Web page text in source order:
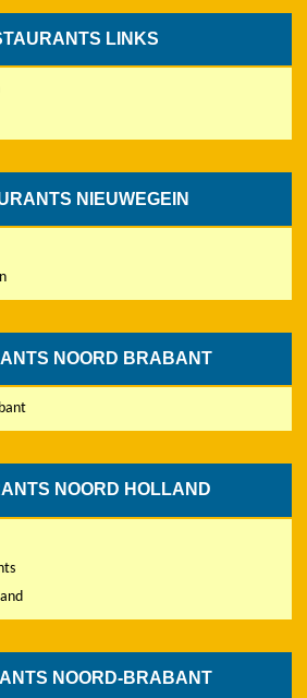
LINKS
NIEUWEGEIN
NOORD BRABANT
NOORD HOLLAND
NOORD-BRABANT